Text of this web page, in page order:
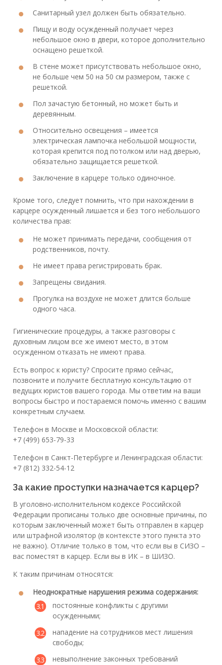
Санитарный узел должен быть обязательно.
Пищу и воду осужденный получает через
небольшое окно в двери, которое дополнительно
оснащено решеткой.
В стене может присутствовать небольшое окно,
не больше чем 50 на 50 см размером, также с
решеткой.
Пол зачастую бетонный, но может быть и
деревянным.
Относительно освещения – имеется
электрическая лампочка небольшой мощности,
которая крепится под потолком или над дверью,
обязательно защищается решеткой.
Заключение в карцере только одиночное.
Кроме того, следует помнить, что при нахождении в
карцере осужденный лишается и без того небольшого
количества прав:
Не может принимать передачи, сообщения от
родственников, почту.
Не имеет права регистрировать брак.
Запрещены свидания.
Прогулка на воздухе не может длится больше
одного часа.
Гигиенические процедуры, а также разговоры с
духовным лицом все же имеют место, в этом
осужденном отказать не имеют права.
Есть вопрос к юристу? Спросите прямо сейчас,
позвоните и получите бесплатную консультацию от
ведущих юристов вашего города. Мы ответим на ваши
вопросы быстро и постараемся помочь именно с вашим
конкретным случаем.
Телефон в Москве и Московской области:
+7 (499) 653-79-33
Телефон в Санкт-Петербурге и Ленинградская области:
+7 (812) 332-54-12
За какие проступки назначается карцер?
В уголовно-исполнительном кодексе Российской
Федерации прописаны только две основные причины, по
которым заключенный может быть отправлен в карцер
или штрафной изолятор (в контексте этого пункта это
не важно). Отличие только в том, что если вы в СИЗО –
вас поместят в карцер. Если вы в ИК – в ШИЗО.
К таким причинам относятся:
Неоднократные нарушения режима содержания:
постоянные конфликты с другими
осужденными;
нападение на сотрудников мест лишения
свободы;
невыполнение законных требований